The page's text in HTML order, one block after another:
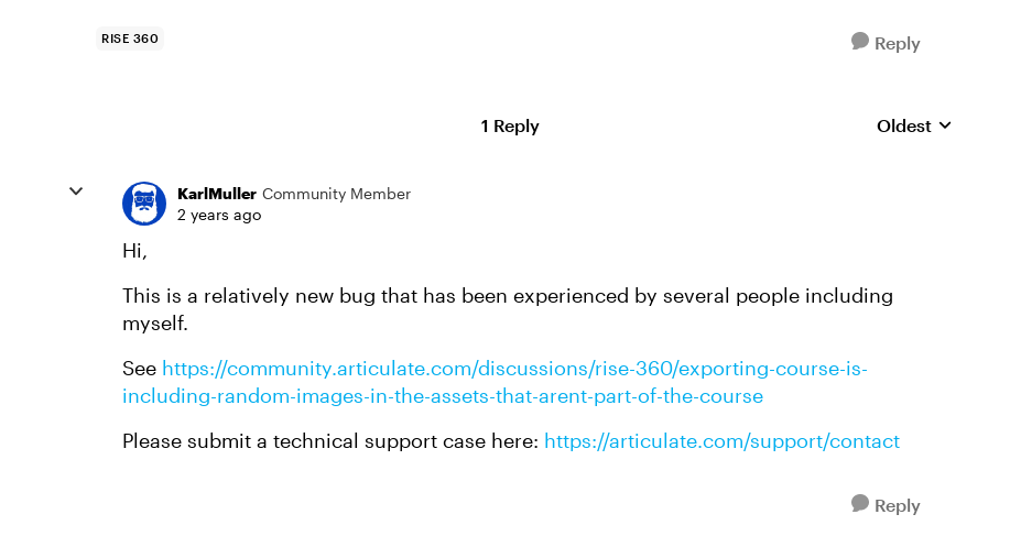
RISE 360 Reply
1 Reply Replies sorted by
Oldest
KarlMuller Community Member
2 years ago
Hi,
This is a relatively new bug that has been experienced by several people including
myself.
See https://community.articulate.com/discussions/rise-360/exporting-course-is-
including-random-images-in-the-assets-that-arent-part-of-the-course
Please submit a technical support case here: https://articulate.com/support/contact
Reply